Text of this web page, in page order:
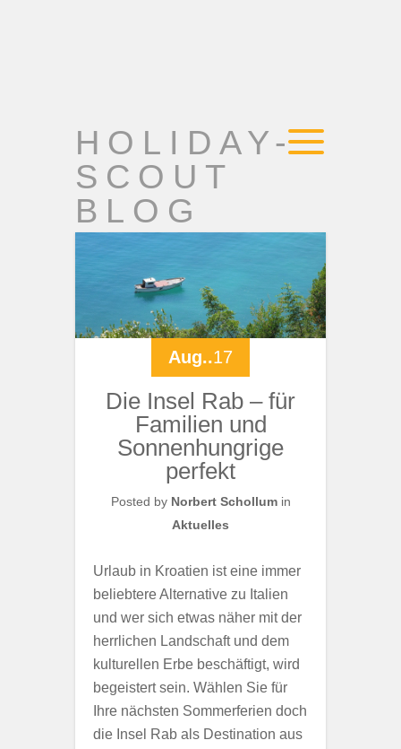
HOLIDAY-
SCOUT
BLOG
Aug..17
Die Insel Rab – für
Familien und
Sonnenhungrige
perfekt
Posted by Norbert Schollumin
Aktuelles
Urlaub in Kroatien ist eine immer
beliebtere Alternative zu Italien
und wer sich etwas näher mit der
herrlichen Landschaft und dem
kulturellen Erbe beschäftigt, wird
begeistert sein. Wählen Sie für
Ihre nächsten Sommerferien doch
die Insel Rab als Destination aus